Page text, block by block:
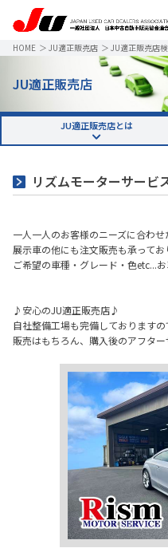
HOME ＞ JU適正販売店 ＞ JU適正販売店
JU適正販売店
JU適正販売店とは
リズムモーターサービ
一人一人のお客様のニーズに合わせ
展示車の他にも注文販売も承ってお
ご希望の車種・グレード・色etc...
♪安心のJU適正販売店♪
自社整備工場も完備しておりますの
販売はもちろん、購入後のアフタ